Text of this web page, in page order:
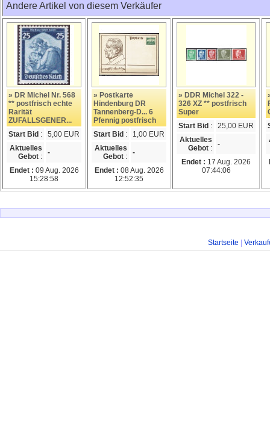
Andere Artikel von diesem Verkäufer
» DR Michel Nr. 568
** postfrisch echte
Rarität
ZUFALLSGENER...
Start Bid :
5,00 EUR
Aktuelles
Gebot : -
Endet : 09 Aug. 2026
15:28:58
» Postkarte
Hindenburg DR
Tannenberg-D... 6
Pfennig postfrisch
Start Bid :
1,00 EUR
Aktuelles
Gebot : -
Endet : 08 Aug. 2026
12:52:35
» DDR Michel 322 -
326 XZ ** postfrisch
Super
Start Bid :
25,00 EUR
Aktuelles
Gebot : -
Endet : 17 Aug. 2026
07:44:06
Startseite